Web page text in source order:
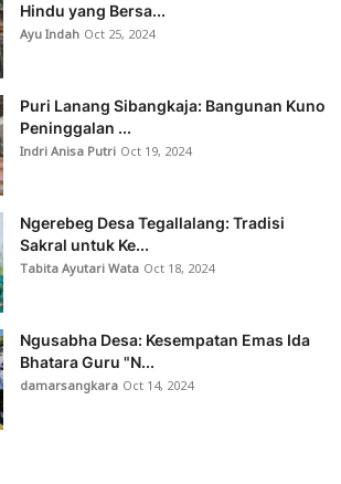
Hindu yang Bersa...
Ayu Indah Oct 25, 2024
Puri Lanang Sibangkaja: Bangunan Kuno
Peninggalan ...
Indri Anisa Putri Oct 19, 2024
Ngerebeg Desa Tegallalang: Tradisi
Sakral untuk Ke...
Tabita Ayutari Wata Oct 18, 2024
Ngusabha Desa: Kesempatan Emas Ida
Bhatara Guru "N...
damarsangkara Oct 14, 2024